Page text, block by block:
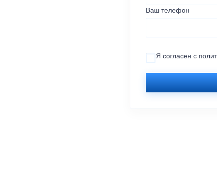
Ваш телефон
Я согласен с